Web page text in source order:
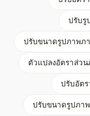
ปรับรู
ปรับขนาดรูปภาพภ
ตัวแปลงอัตราส่ว
ปรับอัต
ปรับขนาดรูปภา